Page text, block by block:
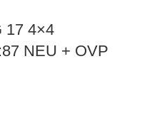
17 4×4
NEU + OVP